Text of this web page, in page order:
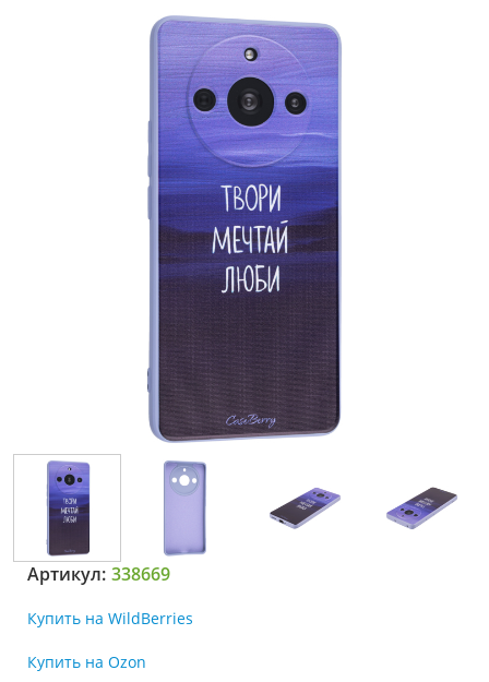
Артикул: 338669
Купить на WildBerries
Купить на Ozon